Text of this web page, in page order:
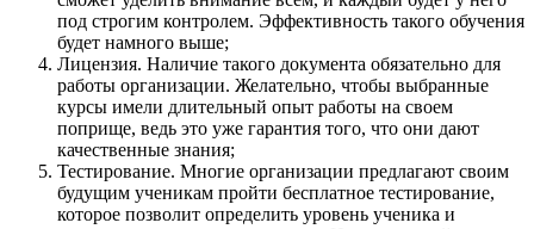
под строгим контролем. Эффективность такого обучения
будет намного выше;
Лицензия. Наличие такого документа обязательно для
работы организации. Желательно, чтобы выбранные
курсы имели длительный опыт работы на своем
поприще, ведь это уже гарантия того, что они дают
качественные знания;
Тестирование. Многие организации предлагают своим
будущим ученикам пройти бесплатное тестирование,
которое позволит определить уровень ученика и